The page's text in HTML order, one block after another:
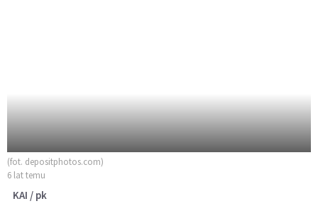
(fot. depositphotos.com)
6 lat temu
KAI / pk